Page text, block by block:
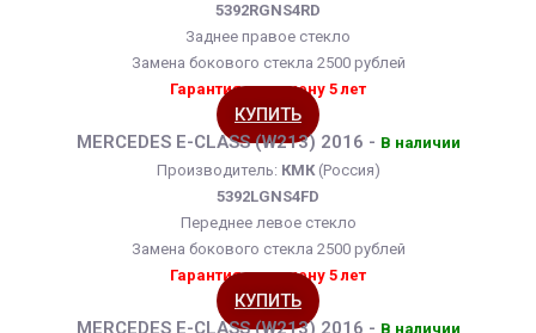
5392RGNS4RD
Заднее правое стекло
Замена бокового стекла 2500 рублей
Гарантия на замену 5 лет
КУПИТЬ
MERCEDES E-CLASS (W213) 2016 - В наличии
Производитель: КМК(Россия)
5392LGNS4FD
Переднее левое стекло
Замена бокового стекла 2500 рублей
Гарантия на замену 5 лет
КУПИТЬ
MERCEDES E-CLASS (W213) 2016 - В наличии